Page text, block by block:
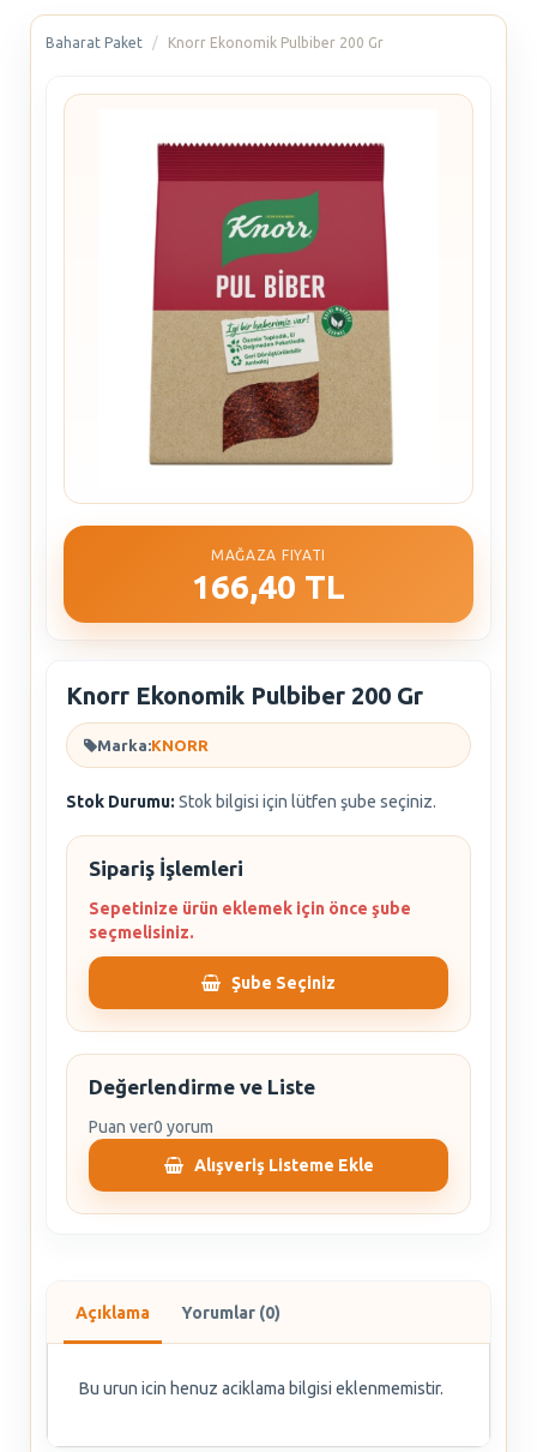
Baharat Paket Knorr Ekonomik Pulbiber 200 Gr
MAĞAZA FIYATI
166,40 TL
Knorr Ekonomik Pulbiber 200 Gr
Marka:KNORR
Stok Durumu: Stok bilgisi için lütfen şube seçiniz.
Sipariş İşlemleri
Sepetinize ürün eklemek için önce şube
seçmelisiniz.
Şube Seçiniz
Değerlendirme ve Liste
Puan ver0 yorum
Alışveriş Listeme Ekle
Açıklama Yorumlar (0)
Bu urun icin henuz aciklama bilgisi eklenmemistir.